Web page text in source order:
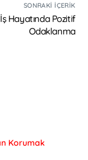
SONRAKI İÇERIK
İş Hayatında Pozitif
Odaklanma
Korumak